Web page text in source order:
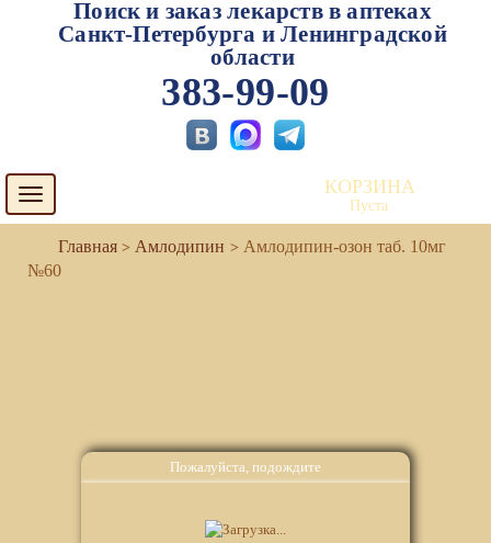
Пожалуйста, подождите
Поиск и заказ лекарств в аптеках
Санкт-Петербурга и Ленинградской
области
383-99-09
Toggle
navigation
КОРЗИНА
Пуста
Амлодипин
Амлодипин-озон таб. 10мг
№60